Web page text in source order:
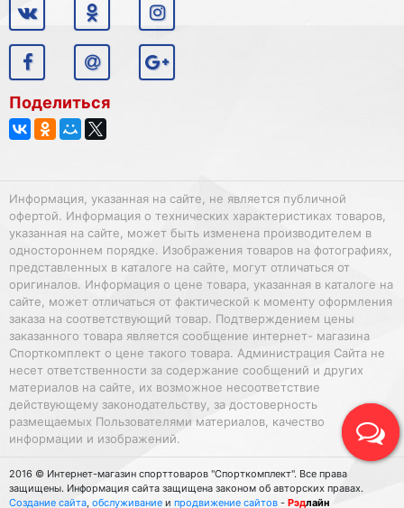
Поделиться
Информация, указанная на сайте, не является публичной
офертой. Информация о технических характеристиках товаров,
указанная на сайте, может быть изменена производителем в
одностороннем порядке. Изображения товаров на фотографиях,
представленных в каталоге на сайте, могут отличаться от
оригиналов. Информация о цене товара, указанная в каталоге на
сайте, может отличаться от фактической к моменту оформления
заказа на соответствующий товар. Подтверждением цены
заказанного товара является сообщение интернет- магазина
Спорткомплект о цене такого товара. Администрация Сайта не
несет ответственности за содержание сообщений и других
материалов на сайте, их возможное несоответствие
действующему законодательству, за достоверность
размещаемых Пользователями материалов, качество
информации и изображений.
2016 © Интернет-магазин спорттоваров "Спорткомплект". Все права
защищены. Информация сайта защищена законом об авторских правах.
Создание сайта, обслуживание и продвижение сайтов - Рэдлайн